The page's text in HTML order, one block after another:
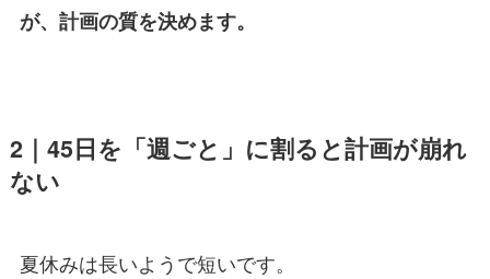
が、計画の質を決めます。
2｜45日を「週ごと」に割ると計画が崩れ
ない
夏休みは長いようで短いです。